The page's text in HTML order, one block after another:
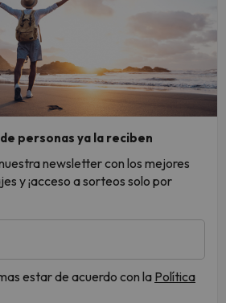
de personas ya la reciben
newsletter con los mejores
y ¡acceso a sorteos solo por
estar de acuerdo con la Política